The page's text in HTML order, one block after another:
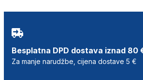
Besplatna DPD dostava iznad 80
Za manje narudžbe, cijena dostave 5 €